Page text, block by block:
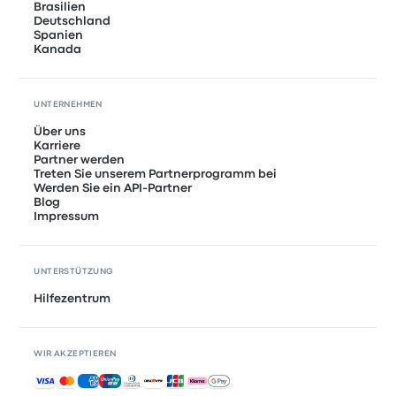
Brasilien
Deutschland
Spanien
Kanada
UNTERNEHMEN
Über uns
Karriere
Partner werden
Treten Sie unserem Partnerprogramm bei
Werden Sie ein API-Partner
Blog
Impressum
UNTERSTÜTZUNG
Hilfezentrum
WIR AKZEPTIEREN
Akzeptierte Zahlungsmethoden